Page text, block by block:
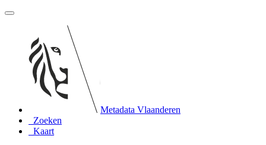
Metadata Vlaanderen
Zoeken
Kaart